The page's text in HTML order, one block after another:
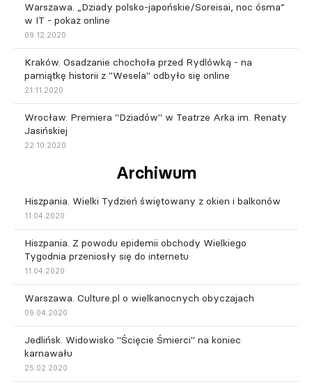
Warszawa. „Dziady polsko-japońskie/Soreisai, noc ósma”
w IT - pokaz online
09.12.2020
Kraków. Osadzanie chochoła przed Rydlówką - na
pamiątkę historii z "Wesela" odbyło się online
21.11.2020
Wrocław. Premiera "Dziadów" w Teatrze Arka im. Renaty
Jasińskiej
22.10.2020
Archiwum
Hiszpania. Wielki Tydzień świętowany z okien i balkonów
11.04.2020
Hiszpania. Z powodu epidemii obchody Wielkiego
Tygodnia przeniosły się do internetu
11.04.2020
Warszawa. Culture.pl o wielkanocnych obyczajach
09.04.2020
Jedlińsk. Widowisko "Ścięcie Śmierci" na koniec
karnawału
25.02.2020